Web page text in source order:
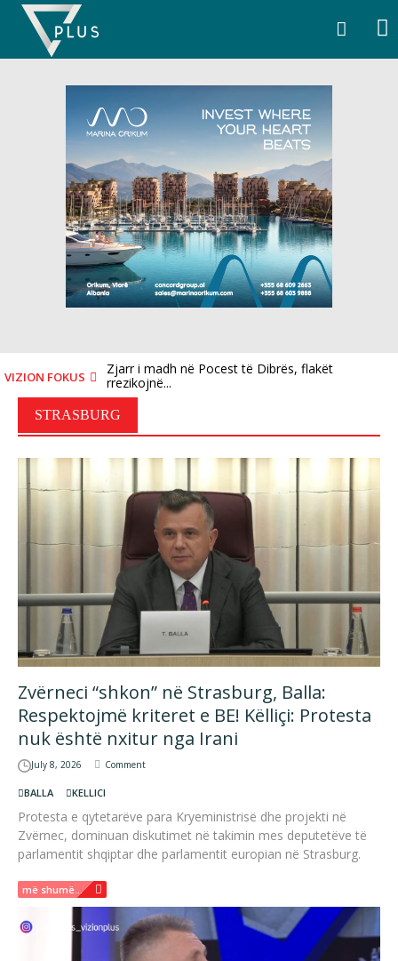
Skip
content
VIZION FOKUS
Zjarr i madh në Pocest të Dibrës, flakët
rrezikojnë...
Shpërthen makina në Tiranë, shkak një defekt
teknik
STRASBURG
Zvërneci “shkon” në Strasburg, Balla:
Respektojmë kriteret e BE! Këlliçi: Protesta
nuk është nxitur nga Irani
July 8, 2026 Comment
BALLA KELLICI
Protesta e qytetarëve para Kryeministrisë dhe projekti në
Zvërnec, dominuan diskutimet në takimin mes deputetëve të
parlamentit shqiptar dhe parlamentit europian në Strasburg.
më shumë...